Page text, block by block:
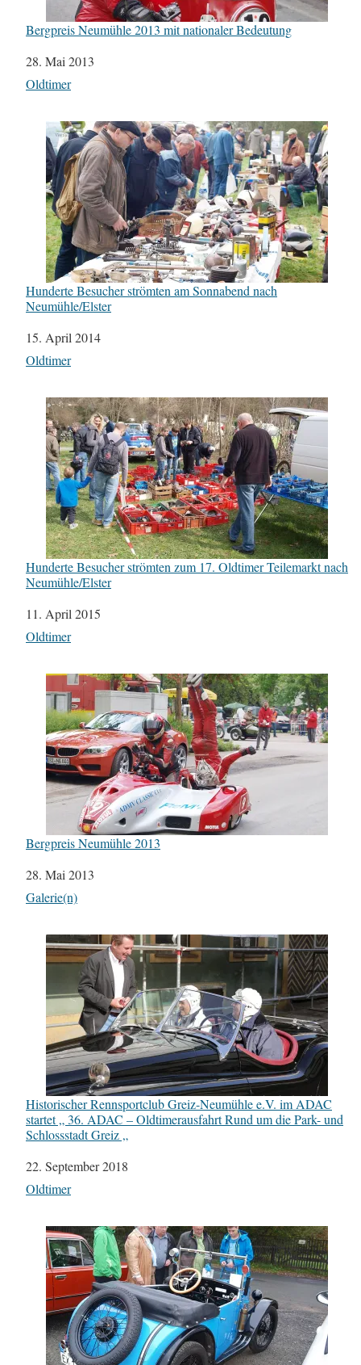
Bergpreis Neumühle 2013 mit nationaler Bedeutung
Datum
28. Mai 2013
In Bezug auf
Oldtimer
Hunderte Besucher strömten am Sonnabend nach
Neumühle/Elster
Datum
15. April 2014
In Bezug auf
Oldtimer
Hunderte Besucher strömten zum 17. Oldtimer Teilemarkt nach
Neumühle/Elster
Datum
11. April 2015
In Bezug auf
Oldtimer
Bergpreis Neumühle 2013
Datum
28. Mai 2013
In Bezug auf
Galerie(n)
Historischer Rennsportclub Greiz-Neumühle e.V. im ADAC
startet „ 36. ADAC – Oldtimerausfahrt Rund um die Park- und
Schlossstadt Greiz „
Datum
22. September 2018
In Bezug auf
Oldtimer